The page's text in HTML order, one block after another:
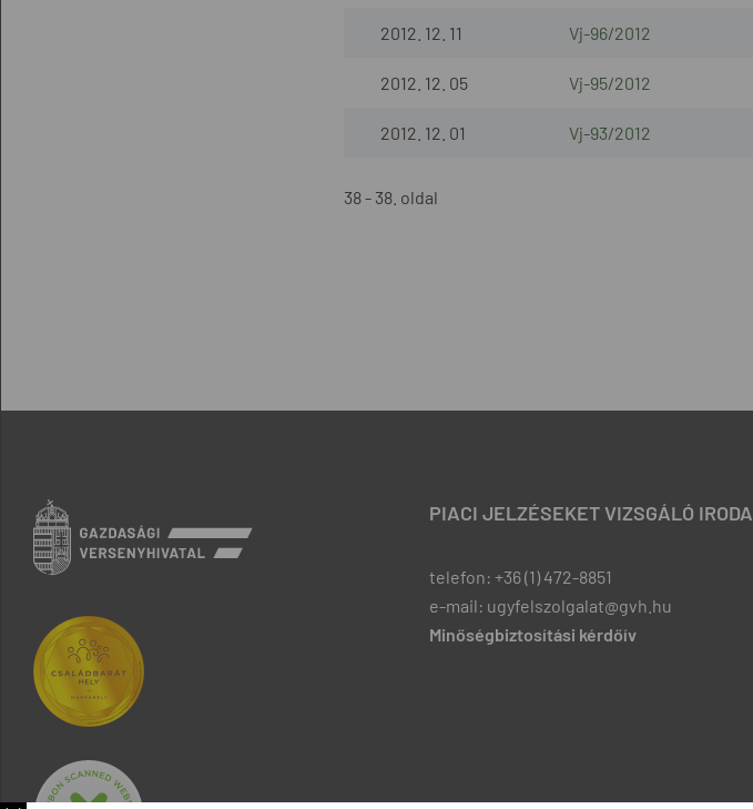
2012. 12. 11 Vj-96/2012
2012. 12. 05 Vj-95/2012
2012. 12. 01 Vj-93/2012
38 - 38. oldal
PIACI JELZÉSEKET VIZSGÁLÓ IRODA
telefon: +36 (1) 472-8851
e-mail: ugyfelszolgalat@gvh.hu
Minőségbiztosítási kérdőív